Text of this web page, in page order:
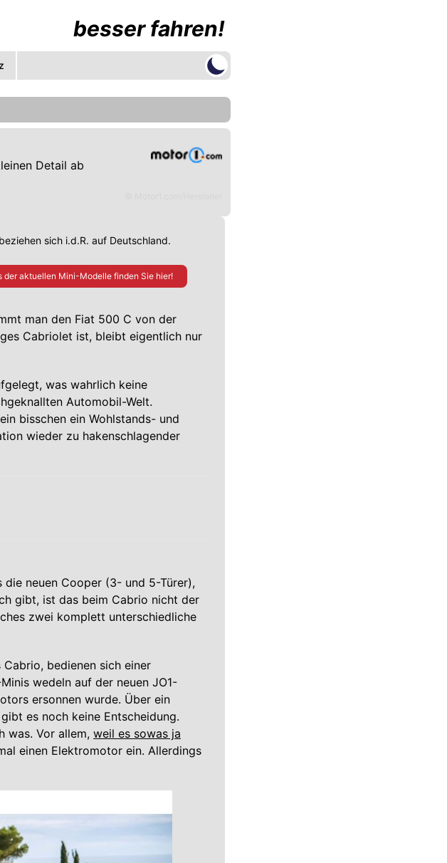
besser fahren!
Detail ab
sich i.d.R. auf Deutschland.
der aktuellen Mini-Modelle finden Sie hier!
man den Fiat 500 C von der
Cabriolet ist, bleibt eigentlich nur
was wahrlich keine
Automobil-Welt.
bisschen ein Wohlstands- und
wieder zu hakenschlagender
neuen Cooper (3- und 5-Türer),
gibt, ist das beim Cabrio nicht der
zwei komplett unterschiedliche
bedienen sich einer
wedeln auf der neuen JO1-
ersonnen wurde. Über ein
es noch keine Entscheidung.
was. Vor allem, weil es sowas ja
einen Elektromotor ein. Allerdings